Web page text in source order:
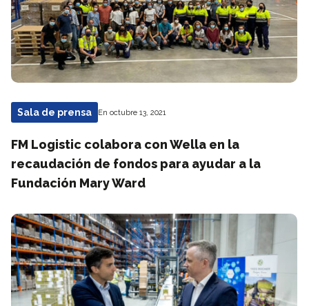
Sala de prensa En octubre 13, 2021
FM Logistic colabora con Wella en la
recaudación de fondos para ayudar a la
Fundación Mary Ward